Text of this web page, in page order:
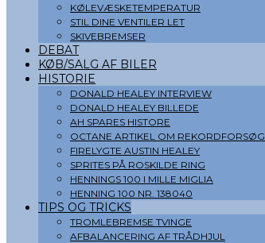
KØLEVÆSKETEMPERATUR
STIL DINE VENTILER LET
SKIVEBREMSER
DEBAT
KØB/SALG AF BILER
HISTORIE
DONALD HEALEY INTERVIEW
DONALD HEALEY BILLEDE
AH SPARES HISTORE
OCTANE ARTIKEL OM REKORDFORSØG
FIRELYGTE AUSTIN HEALEY
SPRITES PÅ ROSKILDE RING
HENNINGS 100 I MILLE MIGLIA
HENNING 100 NR. 138040
TIPS OG TRICKS
TROMLEBREMSE TVINGE
AFBALANCERING AF TRÅDHJUL